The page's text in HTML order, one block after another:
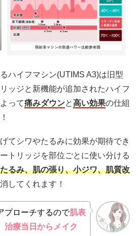
ハイフマシン(UTIMS A3)は旧型
ッジと新機能が追加されたハイフ
って痛みダウンと高い効果の仕組
てシワやたるみに効果が期待でき
トリッジを部位ごとに使い分ける
るみ、肌の張り、小ジワ、肌質改
してくれます！
プローチするので肌表
治療当日からメイク